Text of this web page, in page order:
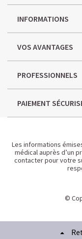
INFORMATIONS
VOS AVANTAGES
PROFESSIONNELS
PAIEMENT
Les informations
médical auprès d’un
contacter pour votre
©